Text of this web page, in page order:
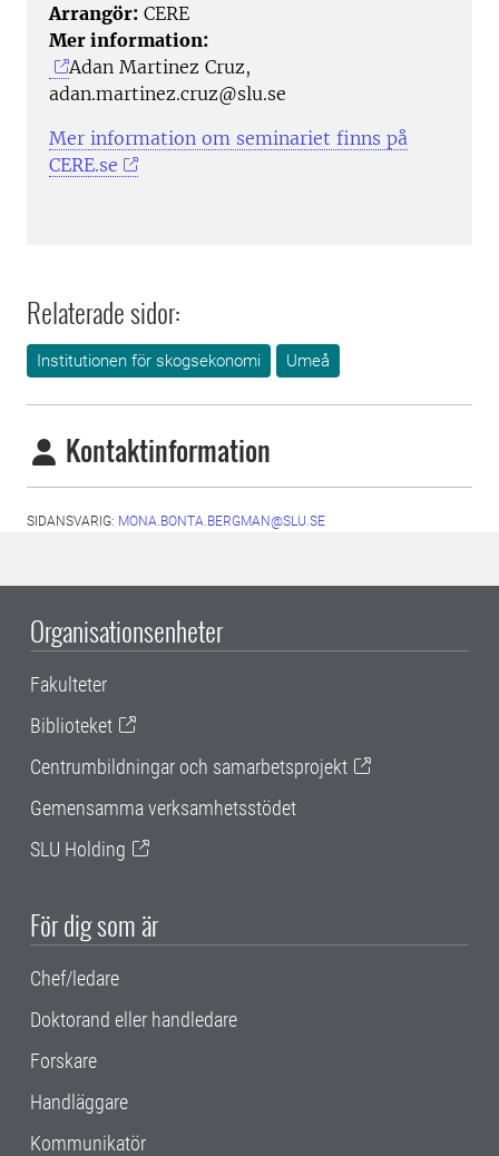
Arrangör: CERE
Mer information:
Adan Martinez Cruz,
adan.martinez.cruz@slu.se
Mer information om seminariet finns på
CERE.se
Relaterade sidor:
Institutionen för skogsekonomi Umeå
Kontaktinformation
SIDANSVARIG: MONA.BONTA.BERGMAN@SLU.SE
Organisationsenheter
Fakulteter
Biblioteket
Centrumbildningar och samarbetsprojekt
Gemensamma verksamhetsstödet
SLU Holding
För dig som är
Chef/ledare
Doktorand eller handledare
Forskare
Handläggare
Kommunikatör